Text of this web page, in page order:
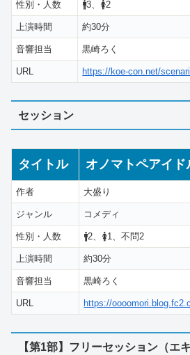
性別・人数 🚹3、🚺2
上演時間 約30分
音響担当 黒崎ろく
URL https://koe-con.net/
セッション
タイトル オノマトペアイ
作者 大盛り
ジャンル コメディ
性別・人数 🚹2、🚺1、不問2
上演時間 約30分
音響担当 黒崎ろく
URL https://
【第1部】フリーセッション（エ